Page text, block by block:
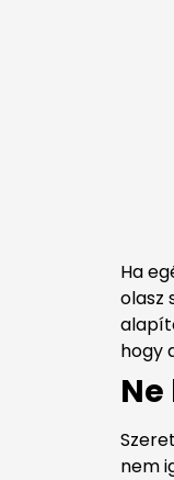
Ha
olasz
hogy
nem